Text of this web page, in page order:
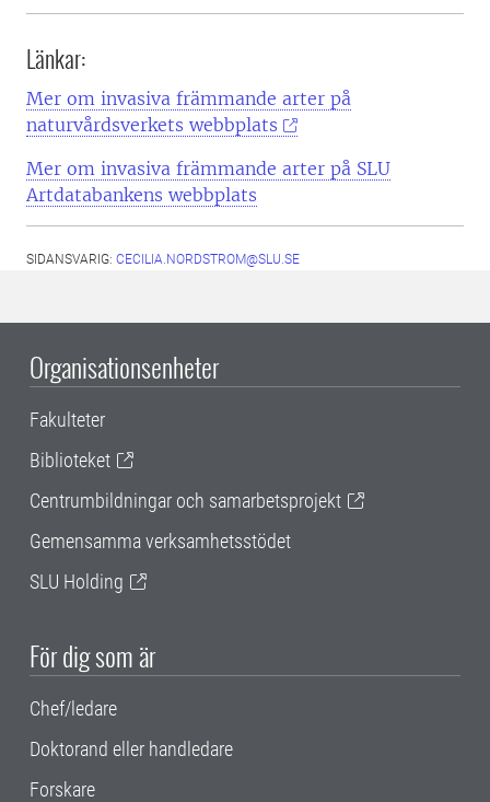
Länkar:
Mer om invasiva främmande arter på
naturvårdsverkets webbplats
Mer om invasiva främmande arter på SLU
Artdatabankens webbplats
SIDANSVARIG: CECILIA.NORDSTROM@SLU.SE
Organisationsenheter
Fakulteter
Biblioteket
Centrumbildningar och samarbetsprojekt
Gemensamma verksamhetsstödet
SLU Holding
För dig som är
Chef/ledare
Doktorand eller handledare
Forskare